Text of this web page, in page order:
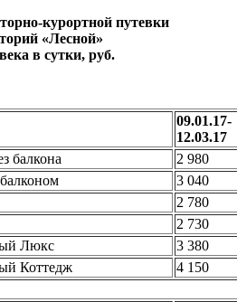
курортной путевки
«Лесной»
в сутки, руб.
09.01.17-
12.03.17
балкона
2 980
3 040
2 780
2 730
Люкс
3 380
Коттедж
4 150